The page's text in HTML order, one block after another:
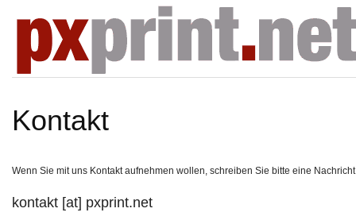
Kontakt
Wenn Sie mit uns Kontakt aufnehmen wollen, schreiben Sie bitte eine
kontakt [at] pxprint.net